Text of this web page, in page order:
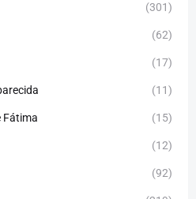
(301)
(62)
(17)
(11)
Fátima (15)
(12)
(92)